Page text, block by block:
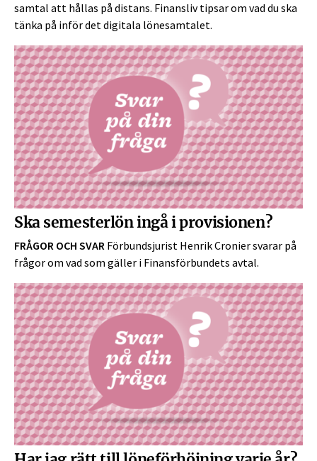
samtal att hållas på distans. Finansliv tipsar om vad du ska
tänka på inför det digitala lönesamtalet.
Ska semesterlön ingå i provisionen?
FRÅGOR OCH SVAR Förbundsjurist Henrik Cronier svarar på
frågor om vad som gäller i Finansförbundets avtal.